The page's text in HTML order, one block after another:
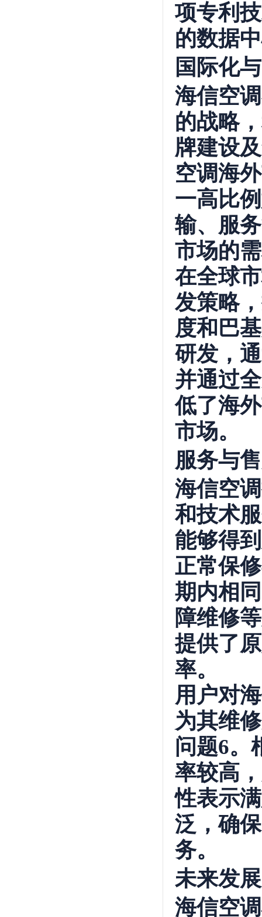
项专利
的数据
国际化
海信空
的战略
牌建设
空调海
一高比
输、服
市场的
在全球
发策略
度和巴
研发，
并通过
低了海
市场。
服务与
海信空
和技术
能够得
正常保
期内相
障维修
提供了
率。
用户对
为其维
问题6。
率较高
性表示
泛，确
务。
未来发
海信空